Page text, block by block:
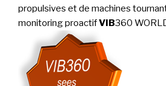
propulsives et de machines
monitoring proactifVIB360